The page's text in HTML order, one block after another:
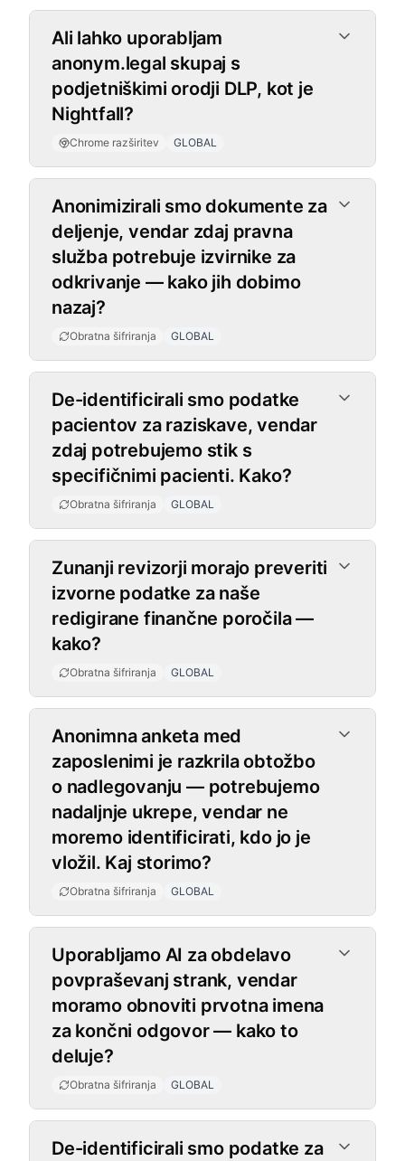
Ali lahko uporabljam
anonym.legal skupaj s
podjetniškimi orodji DLP, kot je
Nightfall?
Chrome razširitev GLOBAL
Obratna šifriranja
Anonimizirali smo dokumente za
deljenje, vendar zdaj pravna
služba potrebuje izvirnike za
odkrivanje — kako jih dobimo
nazaj?
Obratna šifriranja GLOBAL
De-identificirali smo podatke
pacientov za raziskave, vendar
zdaj potrebujemo stik s
specifičnimi pacienti. Kako?
Obratna šifriranja GLOBAL
Zunanji revizorji morajo preveriti
izvorne podatke za naše
redigirane finančne poročila —
kako?
Obratna šifriranja GLOBAL
Anonimna anketa med
zaposlenimi je razkrila obtožbo
o nadlegovanju — potrebujemo
nadaljnje ukrepe, vendar ne
moremo identificirati, kdo jo je
vložil. Kaj storimo?
Obratna šifriranja GLOBAL
Uporabljamo AI za obdelavo
povpraševanj strank, vendar
moramo obnoviti prvotna imena
za končni odgovor — kako to
deluje?
Obratna šifriranja GLOBAL
De-identificirali smo podatke za